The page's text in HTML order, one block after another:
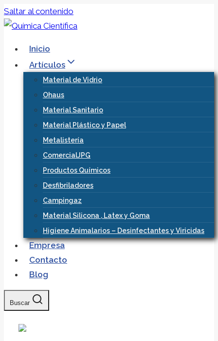
Saltar al contenido
Inicio
Artículos
Material de Vidrio
Ohaus
Material Sanitario
Material Plástico y Papel
Metalistería
ComercialJPG
Productos Químicos
Desfibriladores
Campingaz
Material Silicona , Latex y Goma
Higiene Animalarios – Desinfectantes y Viricidas
Empresa
Contacto
Blog
Buscar